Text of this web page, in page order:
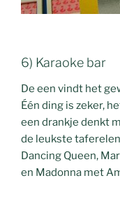
6) Karaoke bar
De een vindt het
Één ding is zeker,
een drankje denkt
de leukste
Dancing Queen,
en Madonna met